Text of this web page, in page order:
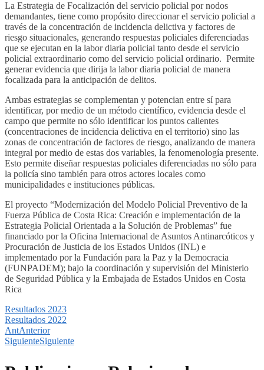
La Estrategia de Focalización del servicio policial por nodos
demandantes, tiene como propósito direccionar el servicio policial a
través de la concentración de incidencia delictiva y factores de
riesgo situacionales, generando respuestas policiales diferenciadas
que se ejecutan en la labor diaria policial tanto desde el servicio
policial extraordinario como del servicio policial ordinario. Permite
generar evidencia que dirija la labor diaria policial de manera
focalizada para la anticipación de delitos.
Ambas estrategias se complementan y potencian entre sí para
identificar, por medio de un método científico, evidencia desde el
campo que permite no sólo identificar los puntos calientes
(concentraciones de incidencia delictiva en el territorio) sino las
zonas de concentración de factores de riesgo, analizando de manera
integral por medio de estas dos variables, la fenomenología presente.
Esto permite diseñar respuestas policiales diferenciadas no sólo para
la policía sino también para otros actores locales como
municipalidades e instituciones públicas.
El proyecto “Modernización del Modelo Policial Preventivo de la
Fuerza Pública de Costa Rica: Creación e implementación de la
Estrategia Policial Orientada a la Solución de Problemas” fue
financiado por la Oficina Internacional de Asuntos Antinarcóticos y
Procu­ración de Justicia de los Estados Unidos (INL) e
implementado por la Fundación para la Paz y la Democracia
(FUNPADEM); bajo la coordinación y supervisión del Ministerio
de Seguridad Pública y la Embajada de Estados Unidos en Costa
Rica
Resultados 2023
Resultados 2022
AntAnterior
SiguienteSiguiente